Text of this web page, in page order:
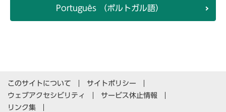
Português （ポルトガル語）
このサイトについて
サイトポリシー
ウェブアクセシビリティ
サービス休止情報
リンク集